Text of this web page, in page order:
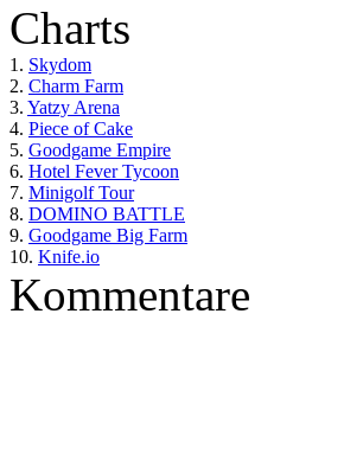
Charts
1. Skydom
2. Charm Farm
3. Yatzy Arena
4. Piece of Cake
5. Goodgame Empire
6. Hotel Fever Tycoon
7. Minigolf Tour
8. DOMINO BATTLE
9. Goodgame Big Farm
10. Knife.io
Kommentare